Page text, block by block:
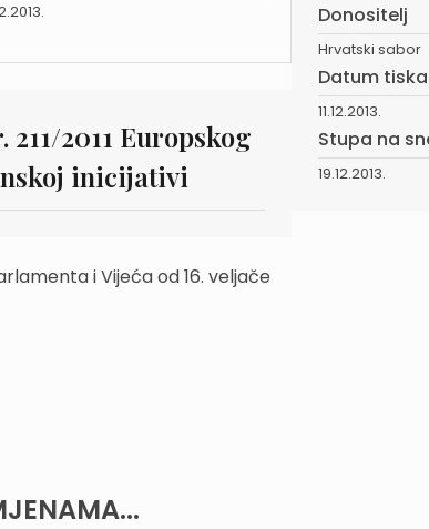
2011 Europskog
inicijativi
i Vijeća od 16. veljače
Donositelj
Hrvatski sabor
Datum
11.12.2013.
Stupa na
19.12.2013.